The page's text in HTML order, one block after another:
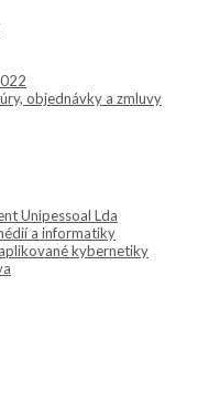
objednávky a zmluvy
Unipessoal Lda
a informatiky
kybernetiky